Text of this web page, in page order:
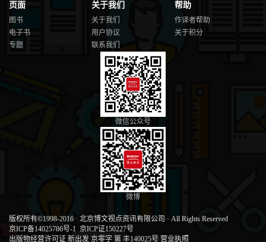
页面
图书
电子书
专题
关于我们
关于我们
用户协议
联系我们
帮助
作译者帮助
关于积分
微信公众号
微博
版权所有©1998-2016 · 北京博文视点资讯有限公司 · All Rights Reserved
京ICP备14025786号-1 京ICP证150227号
出版物经营许可证 新出发 京零字 第 丰140025号 营业执照